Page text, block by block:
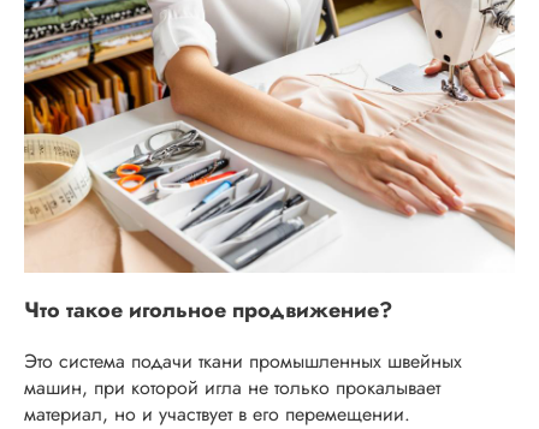
Что такое игольное продвижение?
Это система подачи ткани промышленных швейных
машин, при которой игла не только прокалывает
материал, но и участвует в его перемещении.